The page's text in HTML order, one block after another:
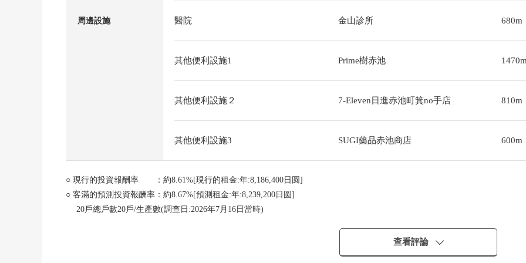
周邊設施 醫院 金山診所 680m
其他便利設施1 Prime樹赤池 1470m
其他便利設施２ 7-Eleven日進赤池町箕no手店 810m
其他便利設施3 SUGI藥品赤池商店 600m
○ 現行的投資報酬率 ：約8.61%[現行的租金:年:8,186,400日圆]
○ 客滿的預測投資報酬率：約8.67%[預測租金:年:8,239,200日圆]
20戶總戶數20戶/生產數(調查日:2026年7月16日當時)
※投報率對銷售價格的年現行、預測租金收入(租金的12個月份。)含有公益金，是)的比例并且且尚未扣除所有需要維持該物件
查看評論